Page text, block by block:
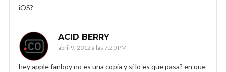
iOS?
ACID BERRY
abril 9, 2012 a las 7:20 PM
hey apple fanboy no es una copia y si lo es que pasa? en que